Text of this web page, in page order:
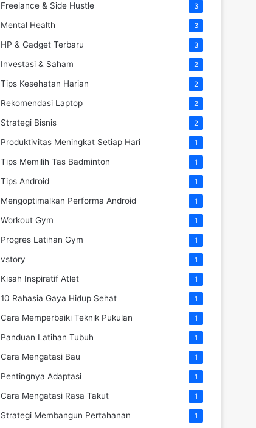
Freelance & Side Hustle 3
Mental Health 3
HP & Gadget Terbaru 3
Investasi & Saham 2
Tips Kesehatan Harian 2
Rekomendasi Laptop 2
Strategi Bisnis 2
Produktivitas Meningkat Setiap Hari 1
Tips Memilih Tas Badminton 1
Tips Android 1
Mengoptimalkan Performa Android 1
Workout Gym 1
Progres Latihan Gym 1
vstory 1
Kisah Inspiratif Atlet 1
10 Rahasia Gaya Hidup Sehat 1
Cara Memperbaiki Teknik Pukulan 1
Panduan Latihan Tubuh 1
Cara Mengatasi Bau 1
Pentingnya Adaptasi 1
Cara Mengatasi Rasa Takut 1
Strategi Membangun Pertahanan 1